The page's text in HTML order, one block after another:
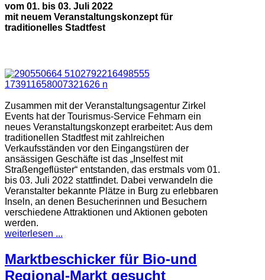
vom 01. bis 03. Juli 2022
mit neuem Veranstaltungskonzept für
traditionelles Stadtfest
Zusammen mit der Veranstaltungsagentur Zirkel
Events hat der Tourismus-Service Fehmarn ein
neues Veranstaltungskonzept erarbeitet: Aus dem
traditionellen Stadtfest mit zahlreichen
Verkaufsständen vor den Eingangstüren der
ansässigen Geschäfte ist das „Inselfest mit
Straßengeflüster“ entstanden, das erstmals vom 01.
bis 03. Juli 2022 stattfindet. Dabei verwandeln die
Veranstalter bekannte Plätze in Burg zu erlebbaren
Inseln, an denen Besucherinnen und Besuchern
verschiedene Attraktionen und Aktionen geboten
werden.
weiterlesen ...
Marktbeschicker für Bio-und
Regional-Markt gesucht